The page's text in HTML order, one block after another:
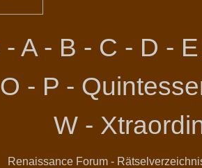
- A- B - C - D - E
O - P -
W -
Renaissance Forum-